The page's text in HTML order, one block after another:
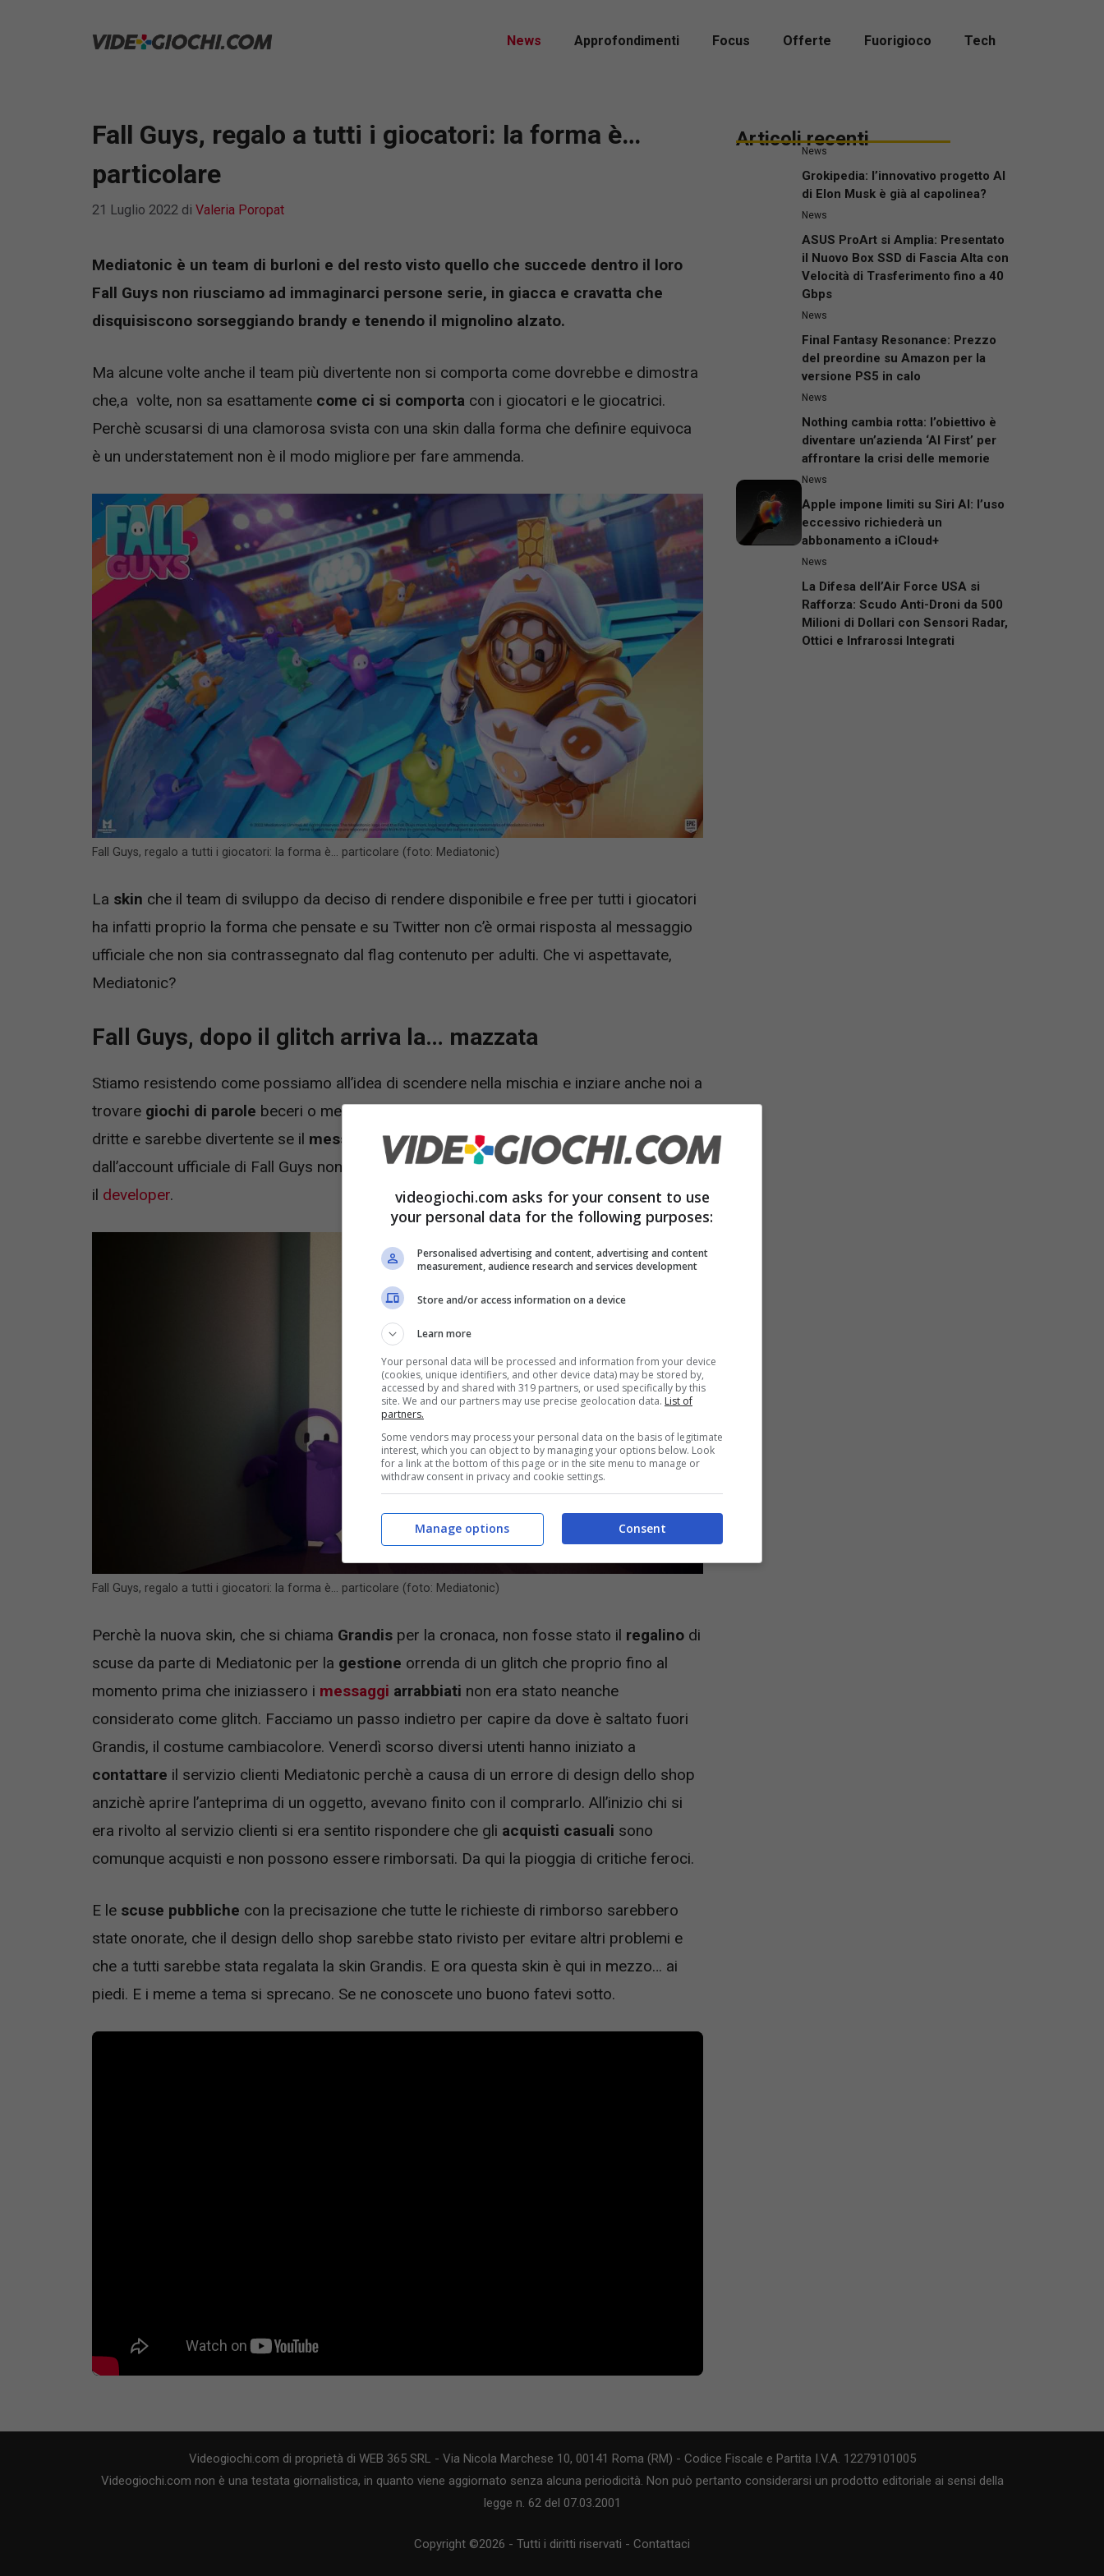
News Approfondimenti Focus Offerte Fuorigioco Tech
Fall Guys, regalo a tutti i giocatori: la forma è…
particolare
21 Luglio 2022 di Valeria Poropat
Mediatonic è un team di burloni e del resto visto quello che succede dentro il loro
Fall Guys non riusciamo ad immaginarci persone serie, in giacca e cravatta che
disquisiscono sorseggiando brandy e tenendo il mignolino alzato.
Ma alcune volte anche il team più divertente non si comporta come dovrebbe e dimostra
che,a volte, non sa esattamente come ci si comporta con i giocatori e le giocatrici.
Perchè scusarsi di una clamorosa svista con una skin dalla forma che definire equivoca
è un understatement non è il modo migliore per fare ammenda.
Fall Guys, regalo a tutti i giocatori: la forma è… particolare (foto: Mediatonic)
La skin che il team di sviluppo da deciso di rendere disponibile e free per tutti i giocatori
ha infatti proprio la forma che pensate e su Twitter non c’è ormai risposta al messaggio
ufficiale che non sia contrassegnato dal flag contenuto per adulti. Che vi aspettavate,
Mediatonic?
Fall Guys, dopo il glitch arriva la… mazzata
Stiamo resistendo come possiamo all’idea di scendere nella mischia e inziare anche noi a
trovare giochi di parole beceri o meno beceri che abbiano a che fare con cose lunghe e
dritte e sarebbe divertente se il messaggiopubblicato sul social dell’uccellino azzurro
dall’account ufficiale di Fall Guys non arrivasse dopo una levata di scudi inferocita contro
il developer.
Fall Guys, regalo a tutti i giocatori: la forma è… particolare (foto: Mediatonic)
Perchè la nuova skin, che si chiama Grandis per la cronaca, non fosse stato il regalino di
scuse da parte di Mediatonic per la gestione orrenda di un glitch che proprio fino al
momento prima che iniziassero i messaggi arrabbiati non era stato neanche
considerato come glitch. Facciamo un passo indietro per capire da dove è saltato fuori
Grandis, il costume cambiacolore. Venerdì scorso diversi utenti hanno iniziato a
contattare il servizio clienti Mediatonic perchè a causa di un errore di design dello shop
anzichè aprire l’anteprima di un oggetto, avevano finito con il comprarlo. All’inizio chi si
era rivolto al servizio clienti si era sentito rispondere che gli acquisti casuali sono
comunque acquisti e non possono essere rimborsati. Da qui la pioggia di critiche feroci.
E le scuse pubbliche con la precisazione che tutte le richieste di rimborso sarebbero
state onorate, che il design dello shop sarebbe stato rivisto per evitare altri problemi e
che a tutti sarebbe stata regalata la skin Grandis. E ora questa skin è qui in mezzo… ai
piedi. E i meme a tema si sprecano. Se ne conoscete uno buono fatevi sotto.
Articoli recenti
News
Grokipedia: l’innovativo progetto AI
di Elon Musk è già al capolinea?
News
ASUS ProArt si Amplia: Presentato
il Nuovo Box SSD di Fascia Alta con
Velocità di Trasferimento fino a 40
Gbps
News
Final Fantasy Resonance: Prezzo
del preordine su Amazon per la
versione PS5 in calo
News
Nothing cambia rotta: l’obiettivo è
diventare un’azienda ‘AI First’ per
affrontare la crisi delle memorie
News
Apple impone limiti su Siri AI: l’uso
eccessivo richiederà un
abbonamento a iCloud+
News
La Difesa dell’Air Force USA si
Rafforza: Scudo Anti-Droni da 500
Milioni di Dollari con Sensori Radar,
Ottici e Infrarossi Integrati
Videogiochi.com di proprietà di WEB 365 SRL - Via Nicola Marchese 10, 00141 Roma (RM) - Codice Fiscale e Partita I.V.A. 12279101005
Videogiochi.com non è una testata giornalistica, in quanto viene aggiornato senza alcuna periodicità. Non può pertanto considerarsi un prodotto editoriale ai sensi della
legge n. 62 del 07.03.2001
Copyright ©2026 - Tutti i diritti riservati - Contattaci
videogiochi.com asks for your consent to use
your personal data for the following purposes:
Personalised advertising and content, advertising and content
measurement, audience research and services development
Store and/or access information on a device
Learn more
Your personal data will be processed and information from your device
(cookies, unique identifiers, and other device data) may be stored by,
accessed by and shared with 319 partners, or used specifically by this
site. We and our partners may use precise geolocation data. List of
partners.
Some vendors may process your personal data on the basis of legitimate
interest, which you can object to by managing your options below. Look
for a link at the bottom of this page or in the site menu to manage or
withdraw consent in privacy and cookie settings.
Consent
Manage options